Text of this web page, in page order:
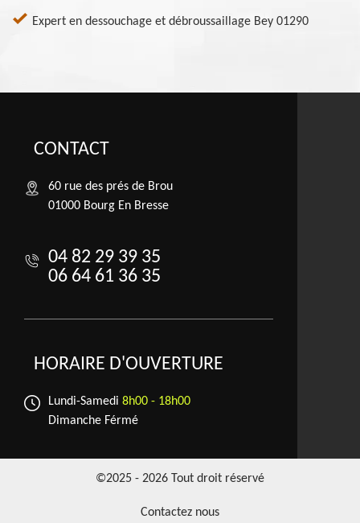
Expert en dessouchage et débroussaillage Bey 01290
CONTACT
60 rue des prés de Brou
01000 Bourg En Bresse
04 82 29 39 35
06 64 61 36 35
HORAIRE D'OUVERTURE
Lundi-Samedi 8h00 - 18h00
Dimanche Férmé
©2025 - 2026 Tout droit réservé
Contactez nous